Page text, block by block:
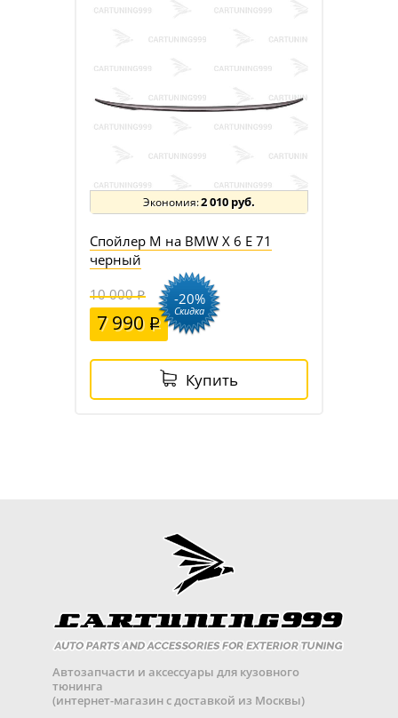
2 010 руб.
Спойлер M на BMW X 6 E 71
черный
10 000
7 990
-20%
Скидка
Купить
Автозапчасти и аксессуары для кузовного
тюнинга
(интернет-магазин с доставкой из Москвы)